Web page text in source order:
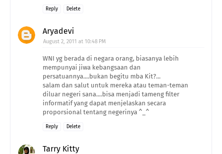
Reply Delete
Aryadevi
August 2, 2011 at 10:48 PM
WNI yg berada di negara orang, biasanya lebih
mempunyai jiwa kebangsaan dan
persatuannya....bukan begitu mba Kit?...
salam dan salut untuk mereka atau teman-teman
diluar negeri sana....bisa menjadi tameng filter
informatif yang dapat menjelaskan secara
proporsional tentang negerinya ^_^
Reply Delete
Tarry Kitty